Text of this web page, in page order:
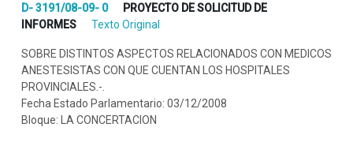
D- 3191/08-09- 0
PROYECTO DE SOLICITUD DE
INFORMES
Texto Original
SOBRE DISTINTOS ASPECTOS RELACIONADOS CON MEDICOS
ANESTESISTAS CON QUE CUENTAN LOS HOSPITALES
PROVINCIALES.-.
Fecha Estado Parlamentario: 03/12/2008
Bloque: LA CONCERTACION